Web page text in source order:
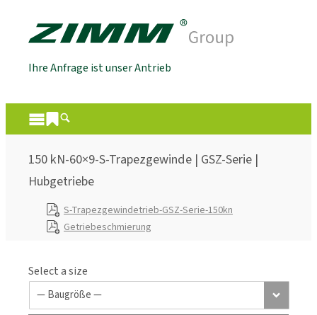
Ihre Anfrage ist unser Antrieb
150 kN-60×9-S-Trapezgewinde | GSZ-Serie |
Hubgetriebe
S-Trapezgewindetrieb-GSZ-Serie-150kn
Getriebeschmierung
Select a size